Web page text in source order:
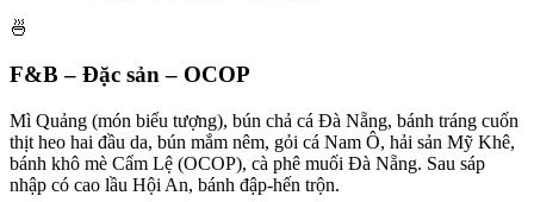
🍜
F&B – Đặc sản – OCOP
Mì Quảng (món biểu tượng), bún chả cá Đà Nẵng, bánh tráng cuốn
thịt heo hai đầu da, bún mắm nêm, gỏi cá Nam Ô, hải sản Mỹ Khê,
bánh khô mè Cẩm Lệ (OCOP), cà phê muối Đà Nẵng. Sau sáp
nhập có cao lầu Hội An, bánh đập-hến trộn.